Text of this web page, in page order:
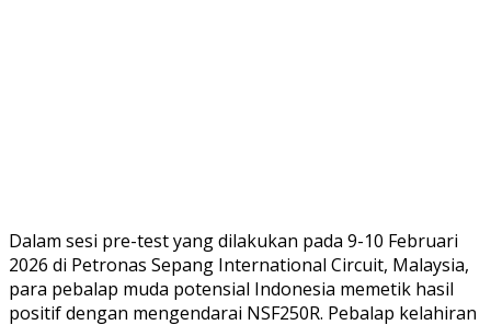
Dalam sesi pre-test yang dilakukan pada 9-10 Februari
2026 di Petronas Sepang International Circuit, Malaysia,
para pebalap muda potensial Indonesia memetik hasil
positif dengan mengendarai NSF250R. Pebalap kelahiran